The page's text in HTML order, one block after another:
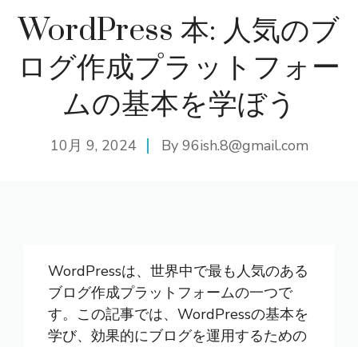
WordPress 本: 人気のブ
ログ作成プラットフォー
ムの基本を学ぼう
10月 9, 2024 By 96ish.8@gmail.com
WordPressは、世界中で最も人気のある
ブログ作成プラットフォームの一つで
す。この記事では、WordPressの基本を
学び、効果的にブログを運用するための